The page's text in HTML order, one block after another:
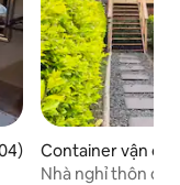
trung bình 4,97/5, 204
Container vận
wies Hill
Nhà nghỉ thôn dã